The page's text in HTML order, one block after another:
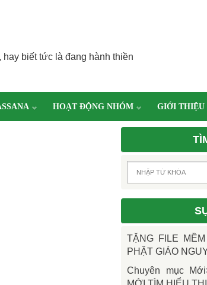
biết tức là đang hành thiền
HOẠT ĐỘNG NHÓM GIỚI THIỆU
TẶNG FILE
PHẬT GIÁO
Chuyên mục